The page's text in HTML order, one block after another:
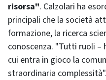
risorsa". Calzolari ha
principali che la società
formazione, la ricerca
conoscenza. "Tutti ruoli
cui entra in gioco la
straordinaria